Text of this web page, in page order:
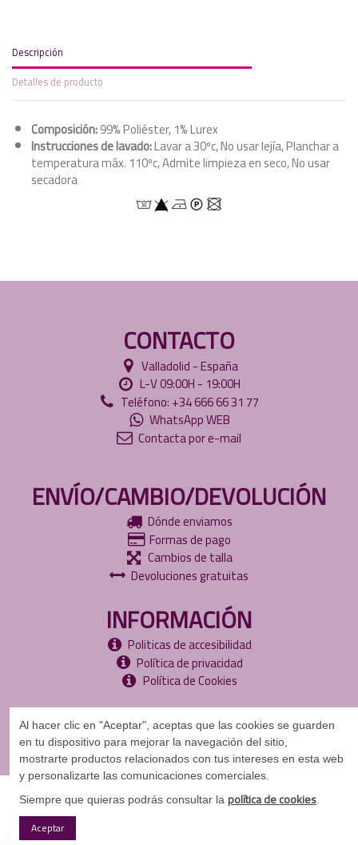
Descripción
Detalles de producto
Composición:99% Poliéster, 1% Lurex
Instrucciones de lavado:Lavar a 30ºc, No usar lejía, Planchar a
temperatura máx. 110ºc, Admite limpieza en seco, No usar
secadora
CONTACTO
Valladolid - España
L-V 09:00H - 19:00H
Teléfono: +34 666 66 31 77
WhatsApp WEB
Contacta por e-mail
ENVÍO/CAMBIO/DEVOLUCIÓN
Dónde enviamos
Formas de pago
Cambios de talla
Devoluciones gratuitas
INFORMACIÓN
Politicas de accesibilidad
Política de privacidad
Política de Cookies
Copyright 2024
Al hacer clic en "Aceptar", aceptas que las cookies se guarden
en tu dispositivo para mejorar la navegación del sitio,
mostrarte productos relacionados con tus intereses en esta web
y personalizarte las comunicaciones comerciales.
Siempre que quieras podrás consultar la política de cookies.
Aceptar